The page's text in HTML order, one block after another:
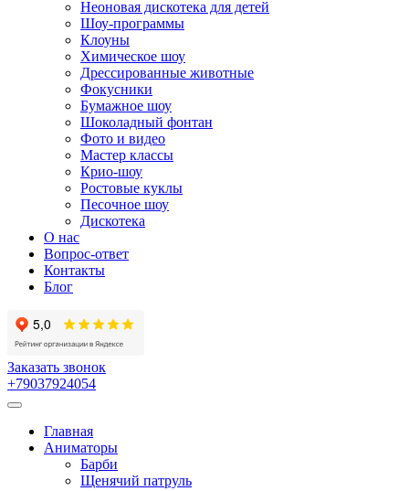
Неоновая дискотека для детей
Шоу-программы
Клоуны
Химическое шоу
Дрессированные животные
Фокусники
Бумажное шоу
Шоколадный фонтан
Фото и видео
Мастер классы
Крио-шоу
Ростовые куклы
Песочное шоу
Дискотека
О нас
Вопрос-ответ
Контакты
Блог
Заказать звонок
+79037924054
Главная
Аниматоры
Барби
Щенячий патруль